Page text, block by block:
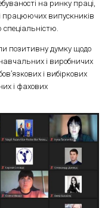
на ринку праці,
працюючих випускників
позитивну думку щодо
і виробничих
і вибіркових
і фахових